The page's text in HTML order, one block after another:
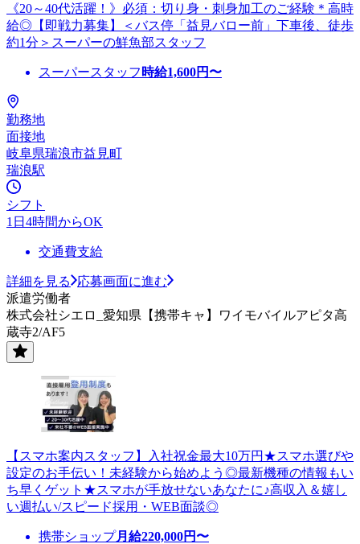
《20～40代活躍！》必須：切り身・刺身加工のご経験＊高時
給◎【即戦力募集】＜バス停「益見バロー前」下車後、徒歩
約1分＞スーパーの鮮魚部スタッフ
スーパースタッフ 時給1,600円〜
勤務地
面接地
岐阜県瑞浪市益見町
瑞浪駅
シフト
1日4時間からOK
交通費支給
詳細を見る
応募画面に進む
派遣労働者
株式会社シエロ_愛知県【携帯キャ】ワイモバイルアピタ高
蔵寺2/AF5
【スマホ案内スタッフ】入社祝金最大10万円★スマホ選びや
設定のお手伝い！未経験から始めよう◎最新機種の情報もい
ち早くゲット★スマホが手放せないあなたに♪高収入＆嬉し
い週払い/スピード採用・WEB面談◎
携帯ショップ月給220,000円〜